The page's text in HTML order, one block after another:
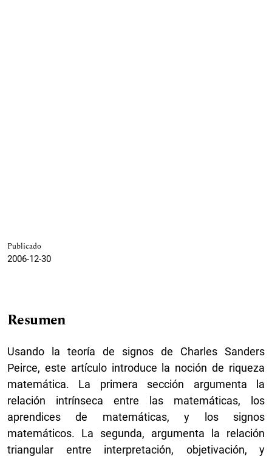
Publicado
2006-12-30
Resumen
Usando la teoría de signos de Charles Sanders
Peirce, este artículo introduce la noción de riqueza
matemática. La primera sección argumenta la
relación intrínseca entre las matemáticas, los
aprendices de matemáticas, y los signos
matemáticos. La segunda, argumenta la relación
triangular entre interpretación, objetivación, y